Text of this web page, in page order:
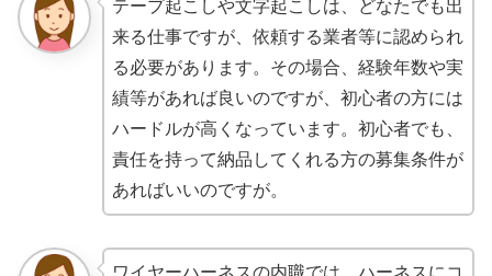
テープ起こしや文字起こしは、どなたでも出
来る仕事ですが、依頼する業者等に認められ
る必要があります。その場合、経験年数や実
績等があれば良いのですが、初心者の方には
ハードルが高くなっています。初心者でも、
責任を持って納品してくれる方の募集条件が
あればいいのですが。
ワイヤーハーネスの内職では、ハーネスにコ